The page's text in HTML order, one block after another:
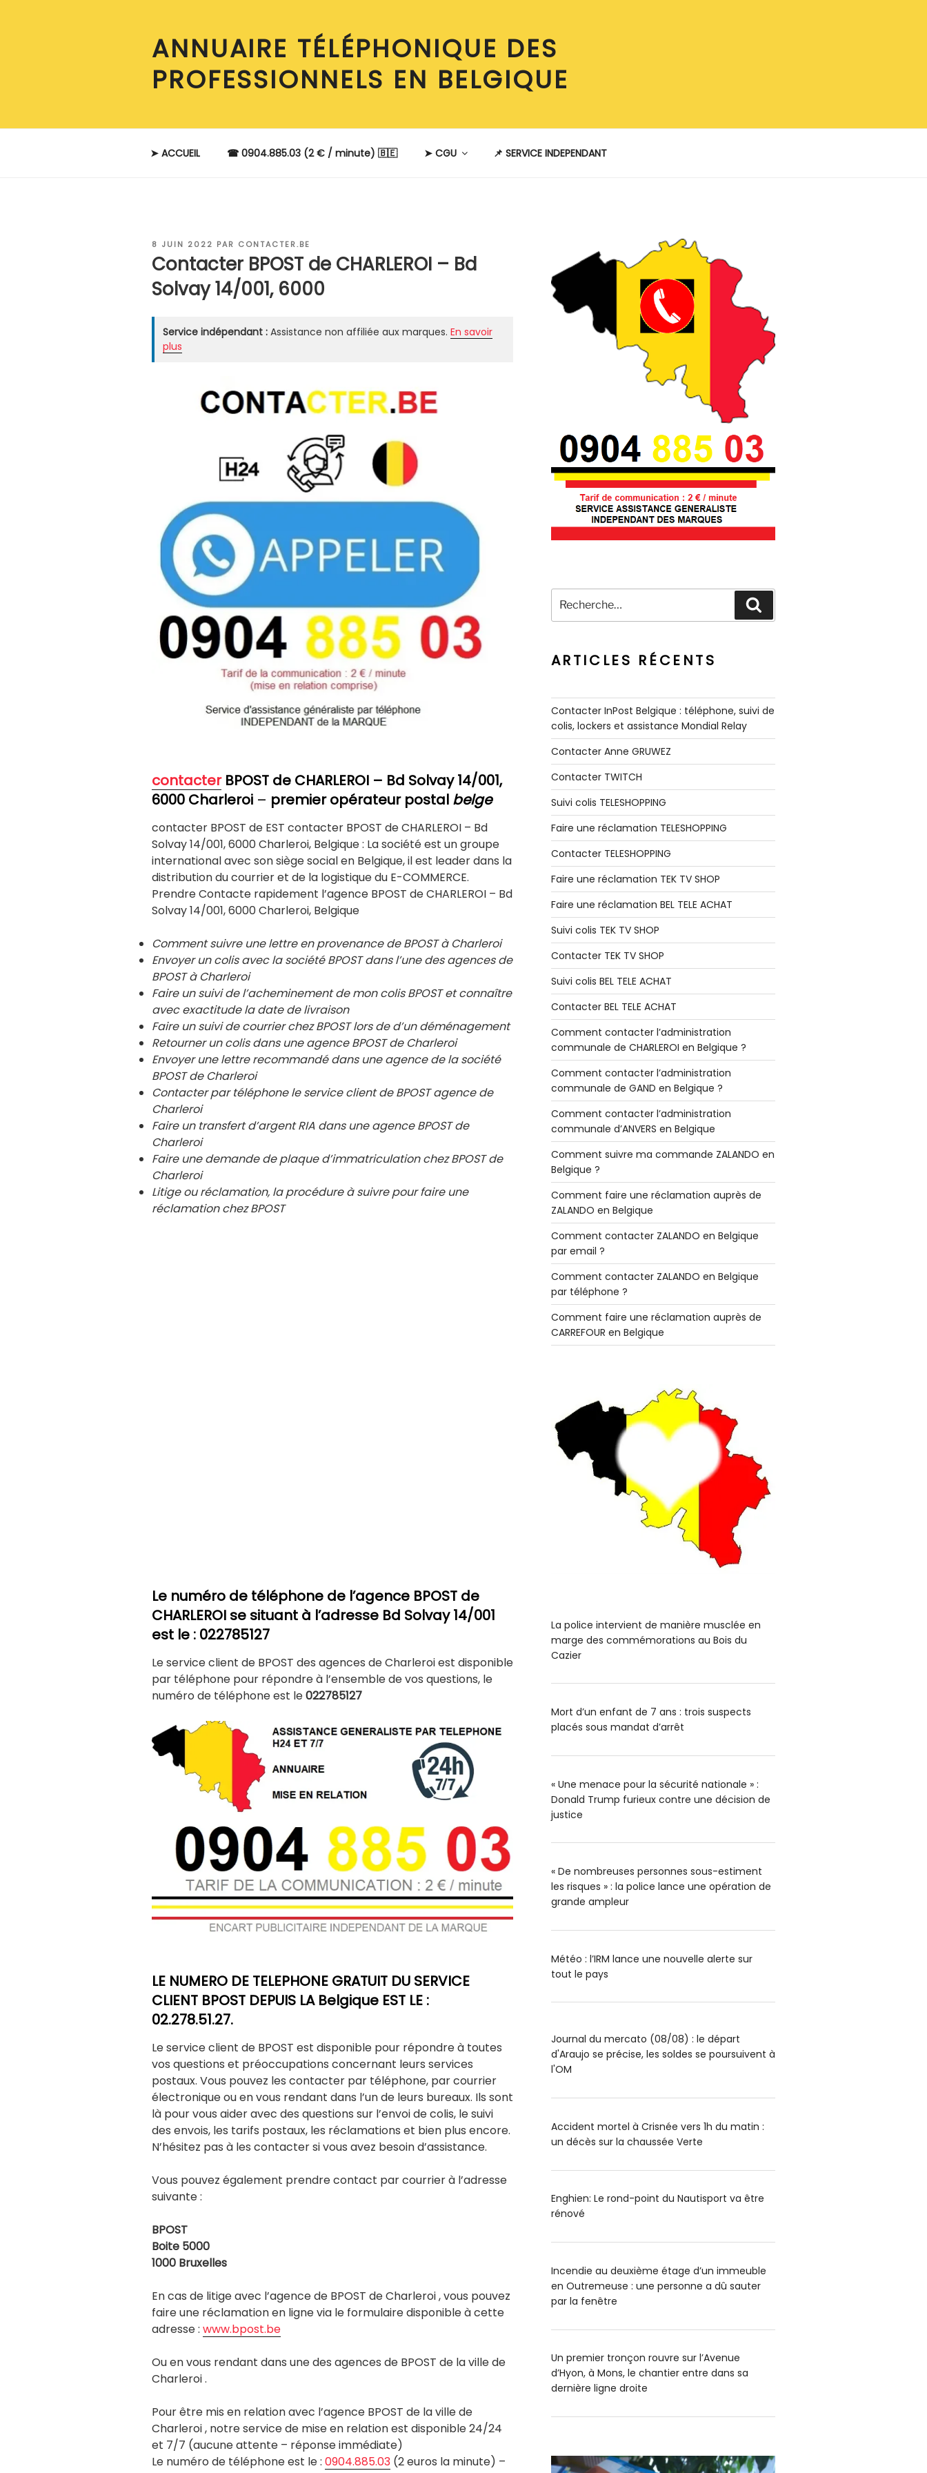
ANNUAIRE TÉLÉPHONIQUE DES
PROFESSIONNELS EN BELGIQUE
➤ ACCUEIL ☎ 0904.885.03 (2 € / minute) 🇧🇪 ➤ CGU 📌 SERVICE INDEPENDANT
PUBLIÉ
LE
8 JUIN 2022 PAR CONTACTER.BE
Contacter BPOST de CHARLEROI – Bd
Solvay 14/001, 6000
Service indépendant : Assistance non affiliée aux marques. En savoir
plus
contacterBPOST de CHARLEROI – Bd Solvay 14/001,
6000 Charleroi – premier opérateur postal belge
contacter BPOST de EST contacter BPOST de CHARLEROI – Bd
Solvay 14/001, 6000 Charleroi, Belgique : La société est un groupe
international avec son siège social en Belgique, il est leader dans la
distribution du courrier et de la logistique du E-COMMERCE.
Prendre Contacte rapidement l’agence BPOST de CHARLEROI – Bd
Solvay 14/001, 6000 Charleroi, Belgique
Comment suivre une lettre en provenance de BPOST à Charleroi
Envoyer un colis avec la société BPOST dans l’une des agences de
BPOST à Charleroi
Faire un suivi de l’acheminement de mon colis BPOST et connaître
avec exactitude la date de livraison
Faire un suivi de courrier chez BPOST lors de d’un déménagement
Retourner un colis dans une agence BPOST de Charleroi
Envoyer une lettre recommandé dans une agence de la société
BPOST de Charleroi
Contacter par téléphone le service client de BPOST agence de
Charleroi
Faire un transfert d’argent RIA dans une agence BPOST de
Charleroi
Faire une demande de plaque d’immatriculation chez BPOST de
Charleroi
Litige ou réclamation, la procédure à suivre pour faire une
réclamation chez BPOST
Le numéro de téléphone de l’agence BPOST de
CHARLEROI se situant à l’adresse Bd Solvay 14/001
est le : 022785127
Le service client de BPOST des agences de Charleroi est disponible
par téléphone pour répondre à l’ensemble de vos questions, le
numéro de téléphone est le022785127
LE NUMERO DE TELEPHONE GRATUIT DU SERVICE
CLIENT BPOST DEPUIS LA Belgique EST LE :
02.278.51.27.
Le service client de BPOST est disponible pour répondre à toutes
vos questions et préoccupations concernant leurs services
postaux. Vous pouvez les contacter par téléphone, par courrier
électronique ou en vous rendant dans l’un de leurs bureaux. Ils sont
là pour vous aider avec des questions sur l’envoi de colis, le suivi
des envois, les tarifs postaux, les réclamations et bien plus encore.
N’hésitez pas à les contacter si vous avez besoin d’assistance.
Vous pouvez également prendre contact par courrier à l’adresse
suivante :
BPOST
Boite 5000
1000 Bruxelles
En cas de litige avec l’agence de BPOST de Charleroi , vous pouvez
faire une réclamation en ligne via le formulaire disponible à cette
adresse : www.bpost.be
Ou en vous rendant dans une des agences de BPOST de la ville de
Charleroi .
Pour être mis en relation avec l’agence BPOST de la ville de
Charleroi , notre service de mise en relation est disponible 24/24
et 7/7 (aucune attente – réponse immédiate)
Le numéro de téléphone est le : 0904.885.03 (2 euros la minute) –
pour
:
ARTICLES RÉCENTS
Contacter InPost Belgique : téléphone, suivi de
colis, lockers et assistance Mondial Relay
Contacter Anne GRUWEZ
Contacter TWITCH
Suivi colis TELESHOPPING
Faire une réclamation TELESHOPPING
Contacter TELESHOPPING
Faire une réclamation TEK TV SHOP
Faire une réclamation BEL TELE ACHAT
Suivi colis TEK TV SHOP
Contacter TEK TV SHOP
Suivi colis BEL TELE ACHAT
Contacter BEL TELE ACHAT
Comment contacter l’administration
communale de CHARLEROI en Belgique ?
Comment contacter l’administration
communale de GAND en Belgique ?
Comment contacter l’administration
communale d’ANVERS en Belgique
Comment suivre ma commande ZALANDO en
Belgique ?
Comment faire une réclamation auprès de
ZALANDO en Belgique
Comment contacter ZALANDO en Belgique
par email ?
Comment contacter ZALANDO en Belgique
par téléphone ?
Comment faire une réclamation auprès de
CARREFOUR en Belgique
La police intervient de manière musclée en
marge des commémorations au Bois du
Cazier
Mort d’un enfant de 7 ans : trois suspects
placés sous mandat d’arrêt
« Une menace pour la sécurité nationale » :
Donald Trump furieux contre une décision de
justice
« De nombreuses personnes sous-estiment
les risques » : la police lance une opération de
grande ampleur
Météo : l’IRM lance une nouvelle alerte sur
tout le pays
Journal du mercato (08/08) : le départ
d'Araujo se précise, les soldes se poursuivent à
l'OM
Accident mortel à Crisnée vers 1h du matin :
un décès sur la chaussée Verte
Enghien: Le rond-point du Nautisport va être
rénové
Incendie au deuxième étage d’un immeuble
en Outremeuse : une personne a dû sauter
par la fenêtre
Un premier tronçon rouvre sur l’Avenue
d’Hyon, à Mons, le chantier entre dans sa
dernière ligne droite